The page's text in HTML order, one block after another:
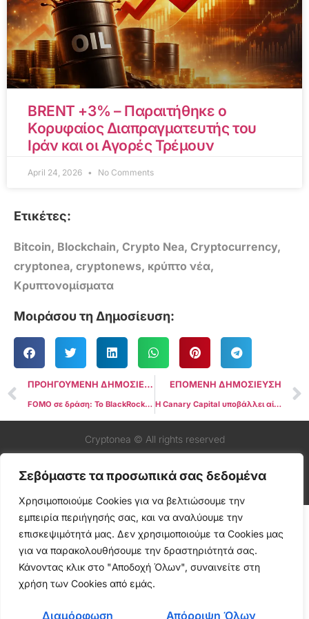
Σεβόμαστε τα προσωπικά σας δεδομένα
Χρησιμοποιούμε Cookies για να βελτιώσουμε την
εμπειρία περιήγησής σας, και να αναλύουμε την
επισκεψιμότητά μας. Δεν χρησιμοποιούμε τα Cookies μας
για να παρακολουθήσουμε την δραστηριότητά σας.
Κάνοντας κλικ στο "Αποδοχή Όλων", συναινείτε στη
χρήση των Cookies από εμάς.
Διαμόρφωση Απόρριψη Όλων
BRENT +3% – Παραιτήθηκε ο
Κορυφαίος Διαπραγματευτής του
Ιράν και οι Αγορές Τρέμουν
April 24, 2026 No Comments
Ετικέτες:
Bitcoin, Blockchain, Crypto Nea, Cryptocurrency,
cryptonea, cryptonews, κρύπτο νέα,
Κρυπτονομίσματα
Μοιράσου τη Δημοσίευση:
ΠΡΟΗΓΟΥΜΕΝΗ ΔΗΜΟΣΙΕΥΣΗ
FOMO σε δράση: Το BlackRock Bitcoin ETF σημειώνει άνοδο ρεκόρ συναλλαγών σε έξι μήνες
ΕΠΟΜΕΝΗ ΔΗΜΟΣΙΕΥΣΗ
Η Canary Capital υποβάλλει αίτηση για Spot Solana ETF
Cryptonea © All rights reserved